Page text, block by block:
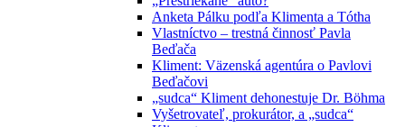
Anketa Pálku podľa Klimenta a Tótha
Vlastníctvo – trestná činnosť Pavla
Beďača
Kliment: Väzenská agentúra o Pavlovi
Beďačovi
„sudca“ Kliment dehonestuje Dr. Böhma
Vyšetrovateľ, prokurátor, a „sudca“